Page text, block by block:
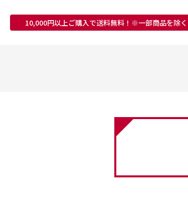
10,000円以上ご購入で送料無料！※一部商品を除く